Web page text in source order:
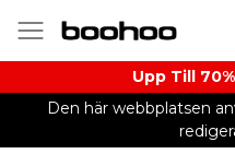
Upp Till
Den här webbplatsen